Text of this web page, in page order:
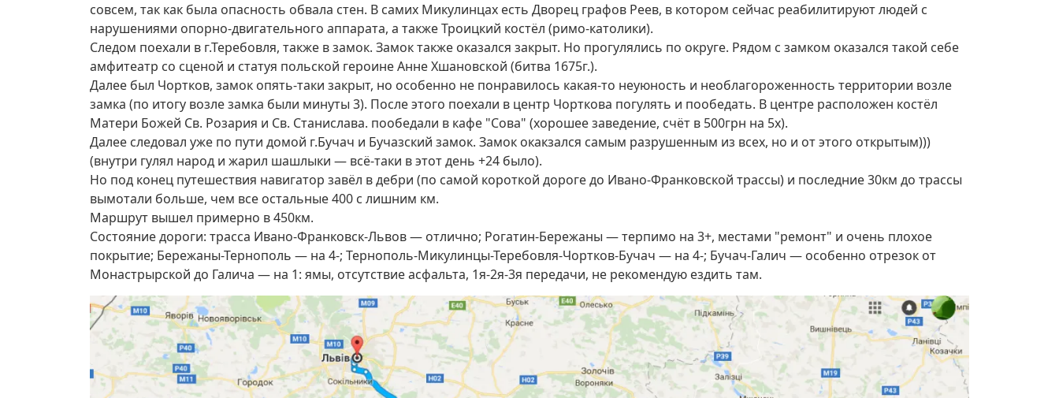
совсем, так как была опасность обвала стен. В самих Микулинцах есть Дворец графов Реев, в котором сейчас реабилитируют людей с
нарушениями опорно-двигательного аппарата, а также Троицкий костёл (римо-католики).
Следом поехали в г.Теребовля, также в замок. Замок также оказался закрыт. Но прогулялись по округе. Рядом с замком оказался такой себе
амфитеатр со сценой и статуя польской героине Анне Хшановской (битва 1675г.).
Далее был Чортков, замок опять-таки закрыт, но особенно не понравилось какая-то неуюность и необлагороженность территории возле
замка (по итогу возле замка были минуты 3). После этого поехали в центр Чорткова погулять и пообедать. В центре расположен костёл
Матери Божей Св. Розария и Св. Станислава. пообедали в кафе "Сова" (хорошее заведение, счёт в 500грн на 5х).
Далее следовал уже по пути домой г.Бучач и Бучазский замок. Замок окакзался самым разрушенным из всех, но и от этого открытым)))
(внутри гулял народ и жарил шашлыки — всё-таки в этот день +24 было).
Но под конец путешествия навигатор завёл в дебри (по самой короткой дороге до Ивано-Франковской трассы) и последние 30км до трассы
вымотали больше, чем все остальные 400 с лишним км.
Маршрут вышел примерно в 450км.
Состояние дороги: трасса Ивано-Франковск-Львов — отлично; Рогатин-Бережаны — терпимо на 3+, местами "ремонт" и очень плохое
покрытие; Бережаны-Тернополь — на 4-; Тернополь-Микулинцы-Теребовля-Чортков-Бучач — на 4-; Бучач-Галич — особенно отрезок от
Монастрырской до Галича — на 1: ямы, отсутствие асфальта, 1я-2я-3я передачи, не рекомендую ездить там.